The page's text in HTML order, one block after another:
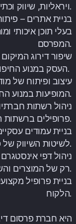
ויראליות, שיווק וכתיבת תכנים ויצירת לוגו.
בניית אתרים –
בעלי תוכן איכותי
המפרסם.
העסק במנוע החיפוש של גוגל. ­
המופיעות במנוע החיפוש.
ניהול רשתות
פרופילים ברשתות החברתיות הבולטות.
בניית עמודים
לשיטות השיווק של פייסבוק.
ניהול דפי
רק של המוצרים והשירותים.
בניית פרופיל
הלקוח.